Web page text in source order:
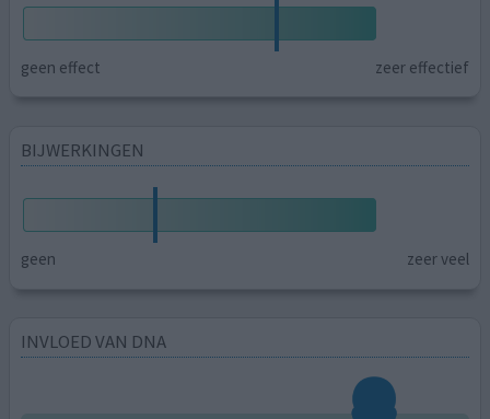
geen effect zeer effectief
BIJWERKINGEN
geen zeer veel
INVLOED VAN DNA